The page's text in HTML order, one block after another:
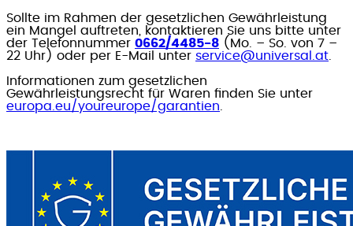
Sollte im Rahmen der gesetzlichen Gewährleistung
ein Mangel auftreten, kontaktieren Sie uns bitte unter
der Telefonnummer 0662/4485-8 (Mo. – So. von 7 –
22 Uhr) oder per E-Mail unter service@universal.at
Informationen zum gesetzlichen
Gewährleistungsrecht für Waren finden Sie unter
europa.eu/youreurope/garantien